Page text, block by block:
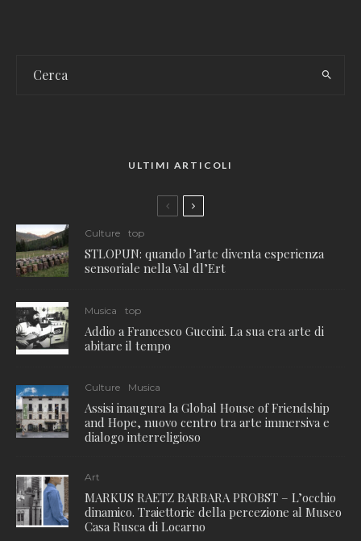
ULTIMI ARTICOLI
Culture top
STLOPUN: quando l’arte diventa esperienza
sensoriale nella Val dl’Ert
Musica top
Addio a Francesco Guccini. La sua era arte di
abitare il tempo
Culture Musica
Assisi inaugura la Global House of Friendship
and Hope, nuovo centro tra arte immersiva e
dialogo interreligioso
Art
MARKUS RAETZ BARBARA PROBST – L’occhio
dinamico. Traiettorie della percezione al Museo
Casa Rusca di Locarno